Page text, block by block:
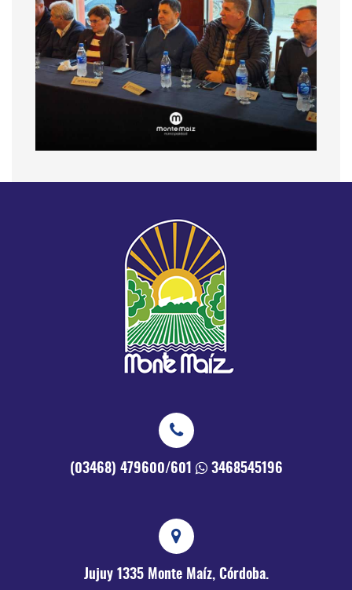
(03468) 479600/601 3468545196
Jujuy 1335 Monte Maíz, Córdoba.